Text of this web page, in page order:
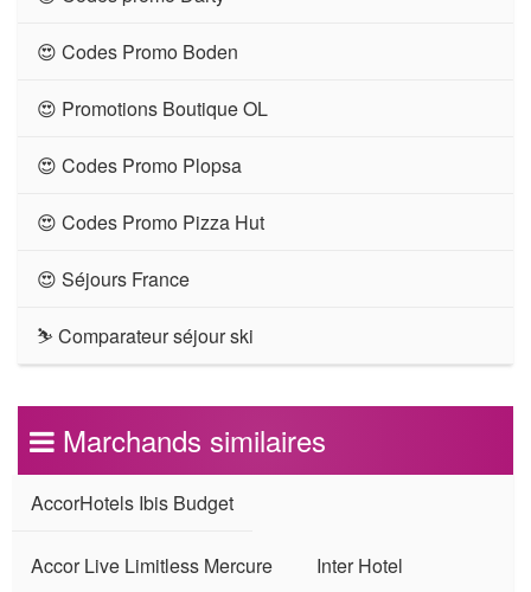
😍 Codes Promo Boden
😍 Promotions Boutique OL
😍 Codes Promo Plopsa
😍 Codes Promo Pizza Hut
😍 Séjours France
⛷ Comparateur séjour ski
Marchands similaires
AccorHotels Ibis Budget
Accor Live Limitless Mercure Inter Hotel